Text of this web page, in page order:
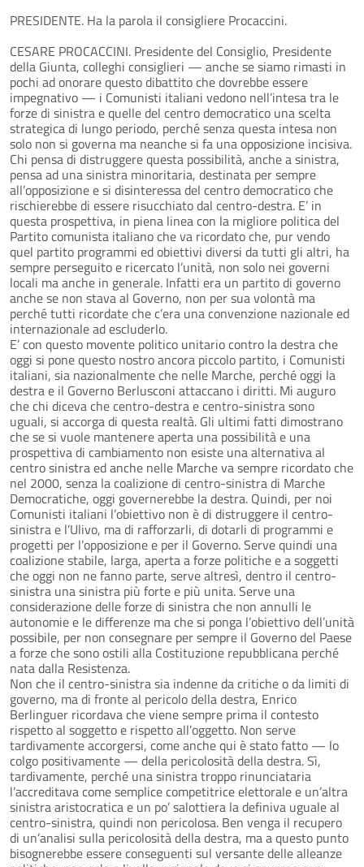
PRESIDENTE. Ha la parola il consigliere Procaccini.
CESARE PROCACCINI. Presidente del Consiglio, Presidente
della Giunta, colleghi consiglieri — anche se siamo rimasti in
pochi ad onorare questo dibattito che dovrebbe essere
impegnativo — i Comunisti italiani vedono nell’intesa tra le
forze di sinistra e quelle del centro democratico una scelta
strategica di lungo periodo, perché senza questa intesa non
solo non si governa ma neanche si fa una opposizione incisiva.
Chi pensa di distruggere questa possibilità, anche a sinistra,
pensa ad una sinistra minoritaria, destinata per sempre
all’opposizione e si disinteressa del centro democratico che
rischierebbe di essere risucchiato dal centro-destra. E’ in
questa prospettiva, in piena linea con la migliore politica del
Partito comunista italiano che va ricordato che, pur vendo
quel partito programmi ed obiettivi diversi da tutti gli altri, ha
sempre perseguito e ricercato l’unità, non solo nei governi
locali ma anche in generale. Infatti era un partito di governo
anche se non stava al Governo, non per sua volontà ma
perché tutti ricordate che c’era una convenzione nazionale ed
internazionale ad escluderlo.
E’ con questo movente politico unitario contro la destra che
oggi si pone questo nostro ancora piccolo partito, i Comunisti
italiani, sia nazionalmente che nelle Marche, perché oggi la
destra e il Governo Berlusconi attaccano i diritti. Mi auguro
che chi diceva che centro-destra e centro-sinistra sono
uguali, si accorga di questa realtà. Gli ultimi fatti dimostrano
che se si vuole mantenere aperta una possibilità e una
prospettiva di cambiamento non esiste una alternativa al
centro sinistra ed anche nelle Marche va sempre ricordato che
nel 2000, senza la coalizione di centro-sinistra di Marche
Democratiche, oggi governerebbe la destra. Quindi, per noi
Comunisti italiani l’obiettivo non è di distruggere il centro-
sinistra e l’Ulivo, ma di rafforzarli, di dotarli di programmi e
progetti per l’opposizione e per il Governo. Serve quindi una
coalizione stabile, larga, aperta a forze politiche e a soggetti
che oggi non ne fanno parte, serve altresì, dentro il centro-
sinistra una sinistra più forte e più unita. Serve una
considerazione delle forze di sinistra che non annulli le
autonomie e le differenze ma che si ponga l’obiettivo dell’unità
possibile, per non consegnare per sempre il Governo del Paese
a forze che sono ostili alla Costituzione repubblicana perché
nata dalla Resistenza.
Non che il centro-sinistra sia indenne da critiche o da limiti di
governo, ma di fronte al pericolo della destra, Enrico
Berlinguer ricordava che viene sempre prima il contesto
rispetto al soggetto e rispetto all’oggetto. Non serve
tardivamente accorgersi, come anche qui è stato fatto — lo
colgo positivamente — della pericolosità della destra. Sì,
tardivamente, perché una sinistra troppo rinunciataria
l’accreditava come semplice competitrice elettorale e un’altra
sinistra aristocratica e un po’ salottiera la definiva uguale al
centro-sinistra, quindi non pericolosa. Ben venga il recupero
di un’analisi sulla pericolosità della destra, ma a questo punto
bisognerebbe essere conseguenti sul versante delle alleanze